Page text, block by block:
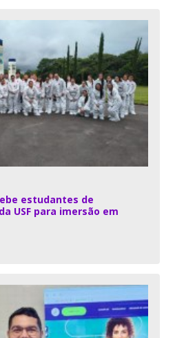
estudantes de
USF para imersão em